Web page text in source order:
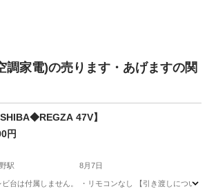
調家電)の売ります・あげますの関
【TOSHIBA◆REGZA 47V】
円
駅 8月7日
台は付属しません。 ・リモコンなし 【引き渡しについ